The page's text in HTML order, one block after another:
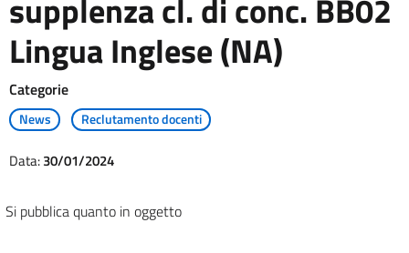
supplenza cl. di conc. BB02
Lingua Inglese (NA)
Categorie
News Reclutamento docenti
Data:30/01/2024
Si pubblica quanto in oggetto